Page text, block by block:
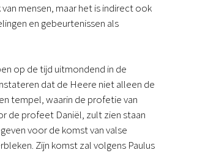
mensen, maar het is indirect ook
en gebeurtenissen als
op de tijd uitmondend in de
dat de Heere niet alleen de
tempel, waarin de profetie van
de profeet Daniël, zult zien staan
voor de komst van valse
Zijn komst zal volgens Paulus